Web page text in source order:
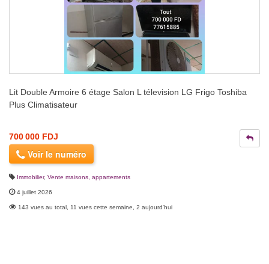
Lit Double Armoire 6 étage Salon L télevision LG Frigo Toshiba
Plus Climatisateur
700 000 FDJ
Voir le numéro
Immobilier, Vente maisons, appartements
4 juillet 2026
143 vues au total, 11 vues cette semaine, 2 aujourd'hui